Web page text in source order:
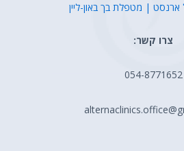
ארנסט | מטפלת בך באון-ליין
צרו קשר:
054-8771652